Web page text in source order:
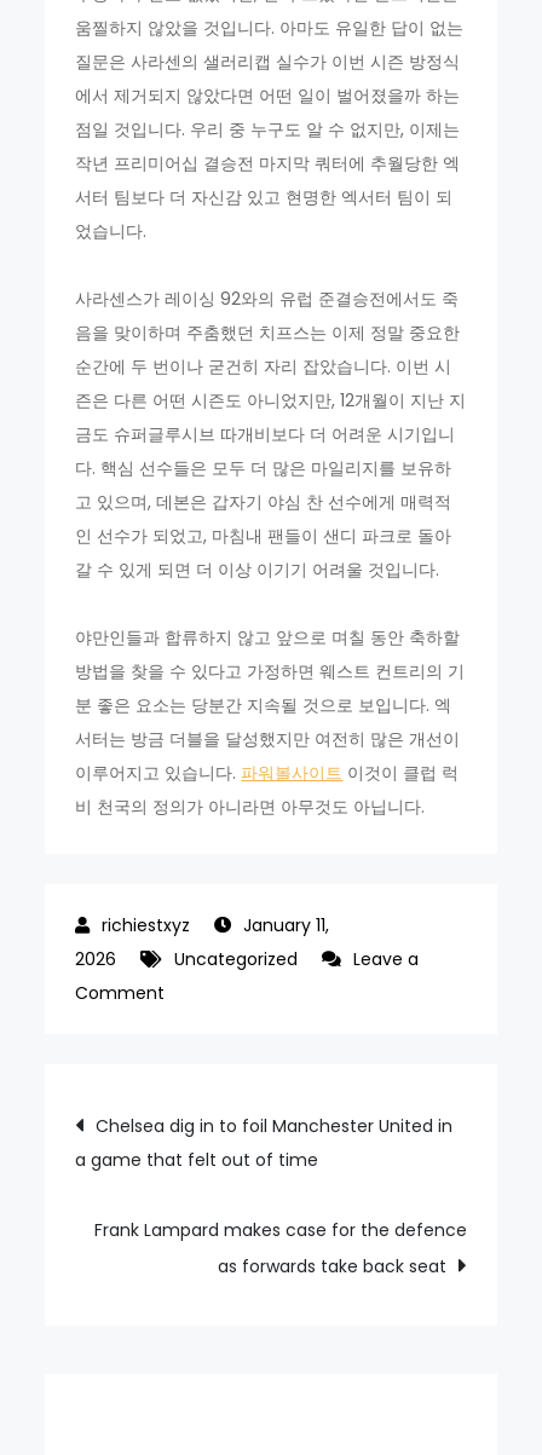
움찔하지 않았을 것입니다. 아마도 유일한 답이 없는
질문은 사라센의 샐러리캡 실수가 이번 시즌 방정식
에서 제거되지 않았다면 어떤 일이 벌어졌을까 하는
점일 것입니다. 우리 중 누구도 알 수 없지만, 이제는
작년 프리미어십 결승전 마지막 쿼터에 추월당한 엑
서터 팀보다 더 자신감 있고 현명한 엑서터 팀이 되
었습니다.
사라센스가 레이싱 92와의 유럽 준결승전에서도 죽
음을 맞이하며 주춤했던 치프스는 이제 정말 중요한
순간에 두 번이나 굳건히 자리 잡았습니다. 이번 시
즌은 다른 어떤 시즌도 아니었지만, 12개월이 지난 지
금도 슈퍼글루시브 따개비보다 더 어려운 시기입니
다. 핵심 선수들은 모두 더 많은 마일리지를 보유하
고 있으며, 데본은 갑자기 야심 찬 선수에게 매력적
인 선수가 되었고, 마침내 팬들이 샌디 파크로 돌아
갈 수 있게 되면 더 이상 이기기 어려울 것입니다.
야만인들과 합류하지 않고 앞으로 며칠 동안 축하할
방법을 찾을 수 있다고 가정하면 웨스트 컨트리의 기
분 좋은 요소는 당분간 지속될 것으로 보입니다. 엑
서터는 방금 더블을 달성했지만 여전히 많은 개선이
이루어지고 있습니다.파워볼사이트 이것이 클럽 럭
비 천국의 정의가 아니라면 아무것도 아닙니다.
January 11,
2026
Uncategorized
Leave a
Comment
rock
as
Exeter
Post
navigation
Chelsea dig in to foil Manchester United in
a game that felt out of time
Frank Lampard makes case for the defence
as forwards take back seat